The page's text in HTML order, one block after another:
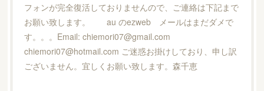
フォンが完全復活しておりませんので、ご連絡は下記まで
お願い致します。 au のezweb メールはまだダメで
す。。。Email: chiemori07@gmail.com
chiemori07@hotmail.com ご迷惑お掛けしており、申し訳
ございません。宜しくお願い致します。森千恵